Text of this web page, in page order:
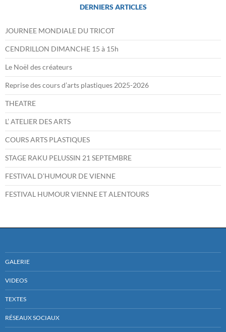
DERNIERS ARTICLES
JOURNEE MONDIALE DU TRICOT
CENDRILLON DIMANCHE 15 à 15h
Le Noël des créateurs
Reprise des cours d’arts plastiques 2025-2026
THEATRE
L’ ATELIER DES ARTS
COURS ARTS PLASTIQUES
STAGE RAKU PELUSSIN 21 SEPTEMBRE
FESTIVAL D’HUMOUR DE VIENNE
FESTIVAL HUMOUR VIENNE ET ALENTOURS
GALERIE
VIDEOS
TEXTES
RÉSEAUX SOCIAUX